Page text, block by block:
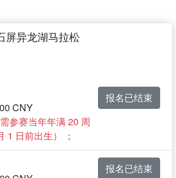
、石屏县教育体育局、石屏县文化和旅
司、天津市飞赫体育文化传播有限公司
日上午7:30
屏异龙湖马拉松
CNY
参赛当年年满 20 周
1 日前出生） ；
报名已结束
报名已结束